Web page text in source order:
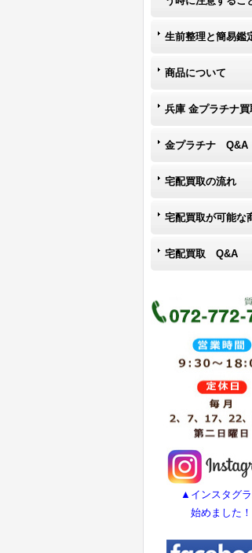
生前整理と簡易鑑
商品について
兵庫 金プラチナ買
金プラチナ Q&A
宅配買取の流れ
宅配買取が可能な
宅配買取 Q&A
▲インスタグ
始めました！